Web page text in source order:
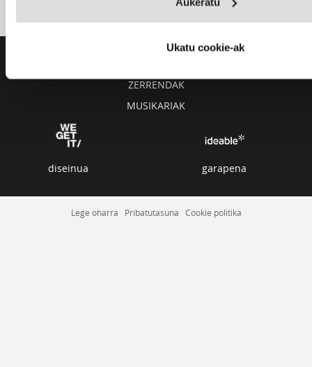
Ukatu cookie-ak
ZERRENDAK
MUSIKARIAK
diseinua garapena
Lege oharra Pribatutasuna Cookie politika